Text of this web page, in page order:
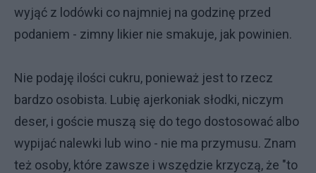
wyjąć z lodówki co najmniej na godzinę przed
podaniem - zimny likier nie smakuje, jak powinien.
Nie podaję ilości cukru, ponieważ jest to rzecz
bardzo osobista. Lubię ajerkoniak słodki, niczym
deser, i goście muszą się do tego dostosować albo
wypijać nalewki lub wino - nie ma przymusu. Znam
też osoby, które zawsze i wszędzie krzyczą, że "to